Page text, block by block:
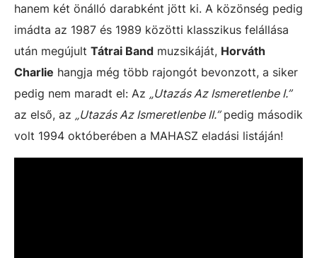
hanem két önálló darabként jött ki. A közönség pedig
imádta az 1987 és 1989 közötti klasszikus felállása
után megújult Tátrai Band muzsikáját, Horváth
Charlie hangja még több rajongót bevonzott, a siker
pedig nem maradt el: Az „Utazás Az Ismeretlenbe I.”
az első, az „Utazás Az Ismeretlenbe II.”pedig második
volt 1994 októberében a MAHASZ eladási listáján!